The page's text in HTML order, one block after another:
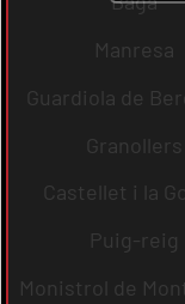
Manresa
Guardiola de
Granollers
Castellet i la
Puig-reig
Monistrol de